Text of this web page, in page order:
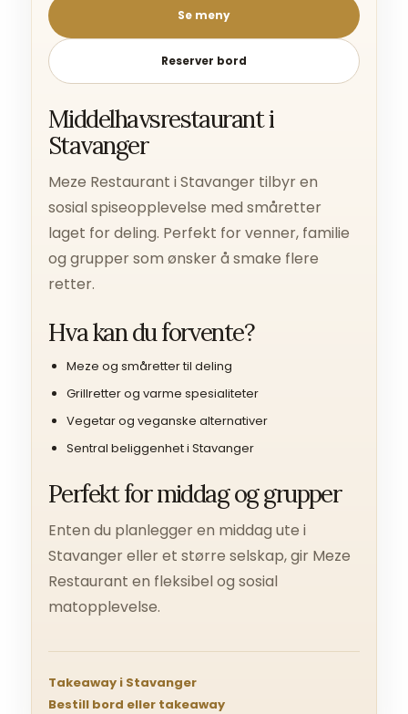
Se meny
Reserver bord
Middelhavsrestaurant i
Stavanger
Meze Restaurant i Stavanger tilbyr en
sosial spiseopplevelse med småretter
laget for deling. Perfekt for venner, familie
og grupper som ønsker å smake flere
retter.
Hva kan du forvente?
Meze og småretter til deling
Grillretter og varme spesialiteter
Vegetar og veganske alternativer
Sentral beliggenhet i Stavanger
Perfekt for middag og grupper
Enten du planlegger en middag ute i
Stavanger eller et større selskap, gir Meze
Restaurant en fleksibel og sosial
matopplevelse.
Takeaway i Stavanger
Bestill bord eller takeaway